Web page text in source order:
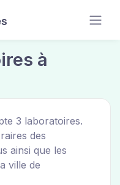
à
3 laboratoires.
des
ainsi que les
ville de